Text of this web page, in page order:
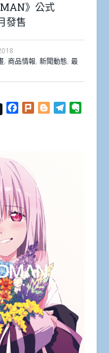
》公式
發售
, 商品情報, 新聞動態, 最
Facebook
Plurk BloggerTelegram